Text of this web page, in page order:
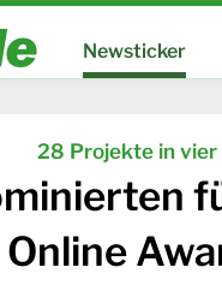
Newsticker
28 Projekte in
Online